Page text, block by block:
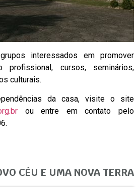
interessados em promover
profissional, cursos, seminários,
culturais.
da casa, visite o site
ou entre em contato pelo
CÉU E UMA NOVA TERRA